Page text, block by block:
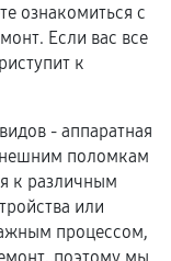
ознакомиться с
Если вас все
к
- аппаратная
поломкам
к различным
или
процессом,